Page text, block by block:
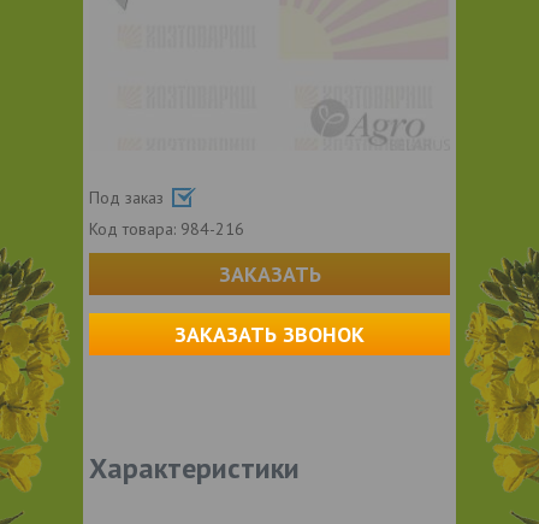
Под заказ
Код товара: 984-216
ЗАКАЗАТЬ
ЗАКАЗАТЬ ЗВОНОК
Характеристики